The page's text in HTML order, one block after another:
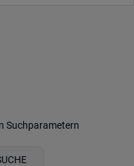
Suchparametern